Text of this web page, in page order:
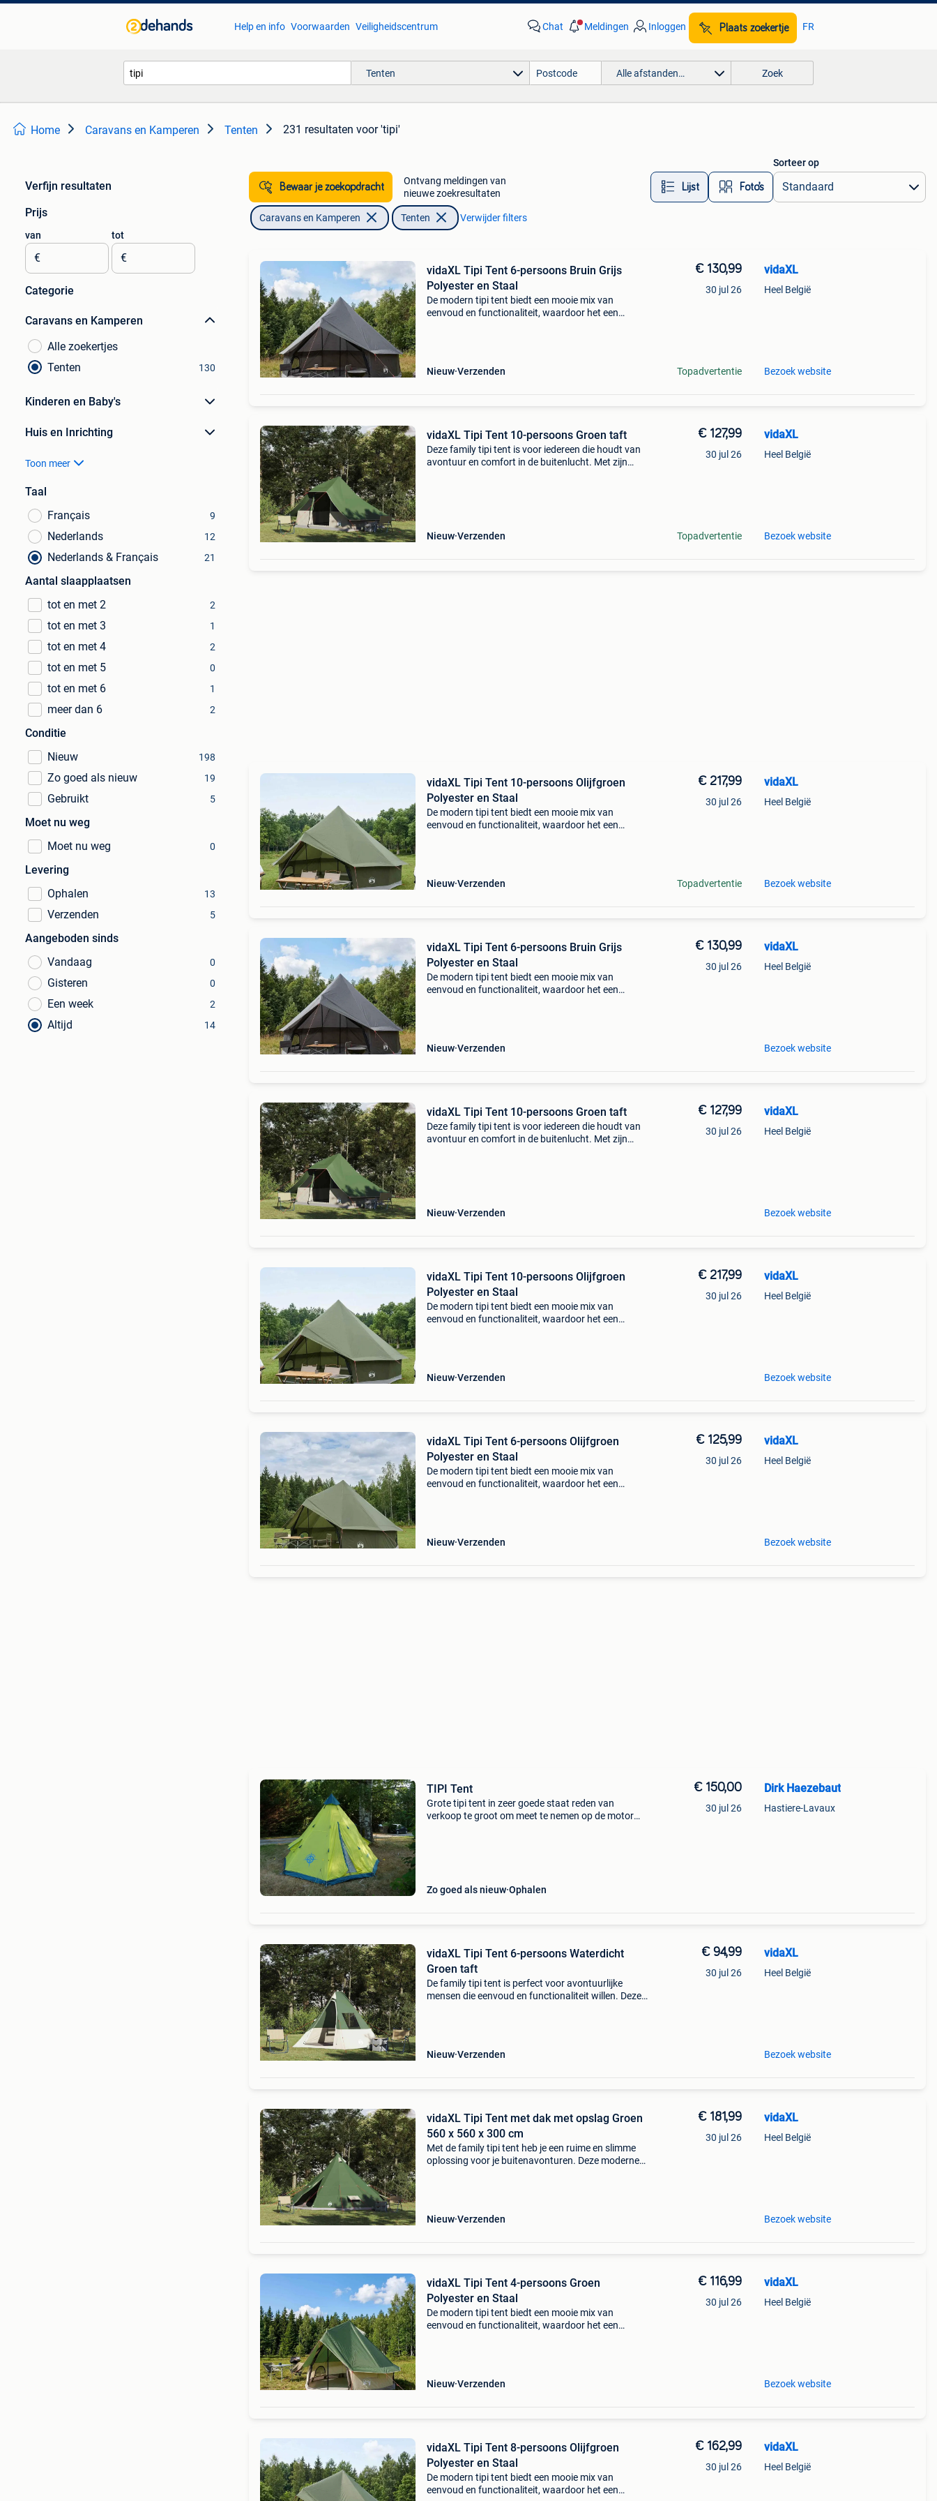
Help en info Voorwaarden Veiligheidscentrum Chat Meldingen Inloggen Plaats zoekertje FR
Tenten Alle afstanden… Zoek
Home Caravans en Kamperen Tenten 231 resultaten voor 'tipi'
Verfijn resultaten
Prijs
van
€
tot
€
Categorie
Caravans en Kamperen
Alle zoekertjes
Tenten
130
Kinderen en Baby's
Huis en Inrichting
Toon meer
Taal
Français
9
Nederlands 12
Nederlands & Français 21
Aantal slaapplaatsen
tot en met 2
2
tot en met 3 1
tot en met 4 2
tot en met 5 0
tot en met 6 1
meer dan 6 2
Conditie
Nieuw
198
Zo goed als nieuw 19
Gebruikt 5
Moet nu weg
Moet nu weg
0
Levering
Ophalen
13
Verzenden 5
Aangeboden sinds
Vandaag
0
Gisteren 0
Een week 2
Altijd 14
Bewaar je zoekopdracht
Ontvang meldingen van
nieuwe zoekresultaten
Lijst Foto’s
Sorteer op
Caravans en Kamperen Tenten Verwijder filters
vidaXL Tipi Tent 6-persoons Bruin Grijs
Polyester en Staal
De modern tipi tent biedt een mooie mix van
eenvoud en functionaliteit, waardoor het een
Nieuw Verzenden
€ 130,99
30 jul 26
Topadvertentie
vidaXL
Heel België
Bezoek website
vidaXL Tipi Tent 10-persoons Groen taft
Deze family tipi tent is voor iedereen die houdt van
avontuur en comfort in de buitenlucht. Met zijn
Nieuw Verzenden
€ 127,99
30 jul 26
Topadvertentie
vidaXL
Heel België
Bezoek website
vidaXL Tipi Tent 10-persoons Olijfgroen
Polyester en Staal
De modern tipi tent biedt een mooie mix van
eenvoud en functionaliteit, waardoor het een
Nieuw Verzenden
€ 217,99
30 jul 26
Topadvertentie
vidaXL
Heel België
Bezoek website
vidaXL Tipi Tent 6-persoons Bruin Grijs
Polyester en Staal
De modern tipi tent biedt een mooie mix van
eenvoud en functionaliteit, waardoor het een
Nieuw Verzenden
€ 130,99
30 jul 26
vidaXL
Heel België
Bezoek website
vidaXL Tipi Tent 10-persoons Groen taft
Deze family tipi tent is voor iedereen die houdt van
avontuur en comfort in de buitenlucht. Met zijn
Nieuw Verzenden
€ 127,99
30 jul 26
vidaXL
Heel België
Bezoek website
vidaXL Tipi Tent 10-persoons Olijfgroen
Polyester en Staal
De modern tipi tent biedt een mooie mix van
eenvoud en functionaliteit, waardoor het een
Nieuw Verzenden
€ 217,99
30 jul 26
vidaXL
Heel België
Bezoek website
vidaXL Tipi Tent 6-persoons Olijfgroen
Polyester en Staal
De modern tipi tent biedt een mooie mix van
eenvoud en functionaliteit, waardoor het een
Nieuw Verzenden
€ 125,99
30 jul 26
vidaXL
Heel België
Bezoek website
TIPI Tent
Grote tipi tent in zeer goede staat reden van
verkoop te groot om meet te nemen op de motor
Zo goed als nieuw Ophalen
€ 150,00
30 jul 26
Dirk Haezebaut
Hastiere-Lavaux
vidaXL Tipi Tent 6-persoons Waterdicht
Groen taft
De family tipi tent is perfect voor avontuurlijke
mensen die eenvoud en functionaliteit willen. Deze
Nieuw Verzenden
€ 94,99
30 jul 26
vidaXL
Heel België
Bezoek website
vidaXL Tipi Tent met dak met opslag Groen
560 x 560 x 300 cm
Met de family tipi tent heb je een ruime en slimme
oplossing voor je buitenavonturen. Deze moderne
Nieuw Verzenden
€ 181,99
30 jul 26
vidaXL
Heel België
Bezoek website
vidaXL Tipi Tent 4-persoons Groen
Polyester en Staal
De modern tipi tent biedt een mooie mix van
eenvoud en functionaliteit, waardoor het een
Nieuw Verzenden
€ 116,99
30 jul 26
vidaXL
Heel België
Bezoek website
vidaXL Tipi Tent 8-persoons Olijfgroen
Polyester en Staal
De modern tipi tent biedt een mooie mix van
eenvoud en functionaliteit, waardoor het een
€ 162,99
30 jul 26
vidaXL
Heel België